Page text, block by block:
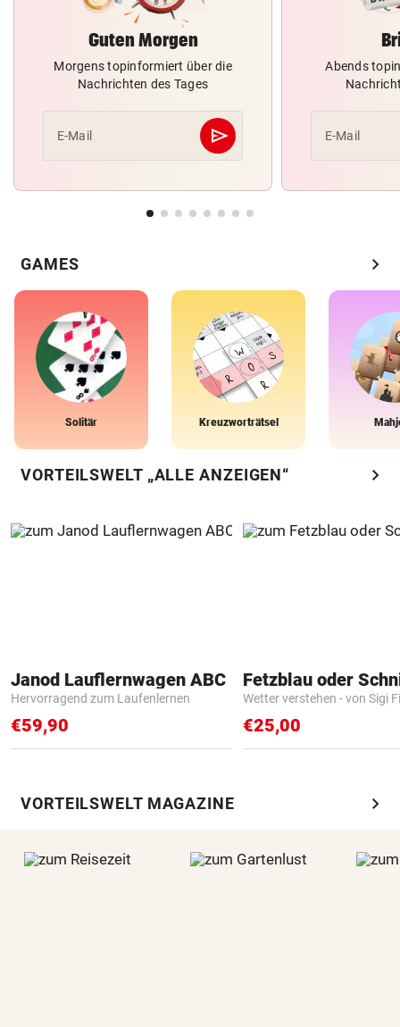
Guten Morgen
Morgens topinformiert über die
Nachrichten des Tages
E-Mail send
Abschicken
Abends
E-Mail
GAMES chevron_right
Solitär Kreuzworträtsel
VORTEILSWELT „ALLE ANZEIGEN“ chevron_right
Janod Lauflernwagen ABC
Hervorragend zum Laufenlernen
€59,90
Fetzblau oder
Wetter verstehen - von Sigi
€25,00
VORTEILSWELT MAGAZINE chevron_right